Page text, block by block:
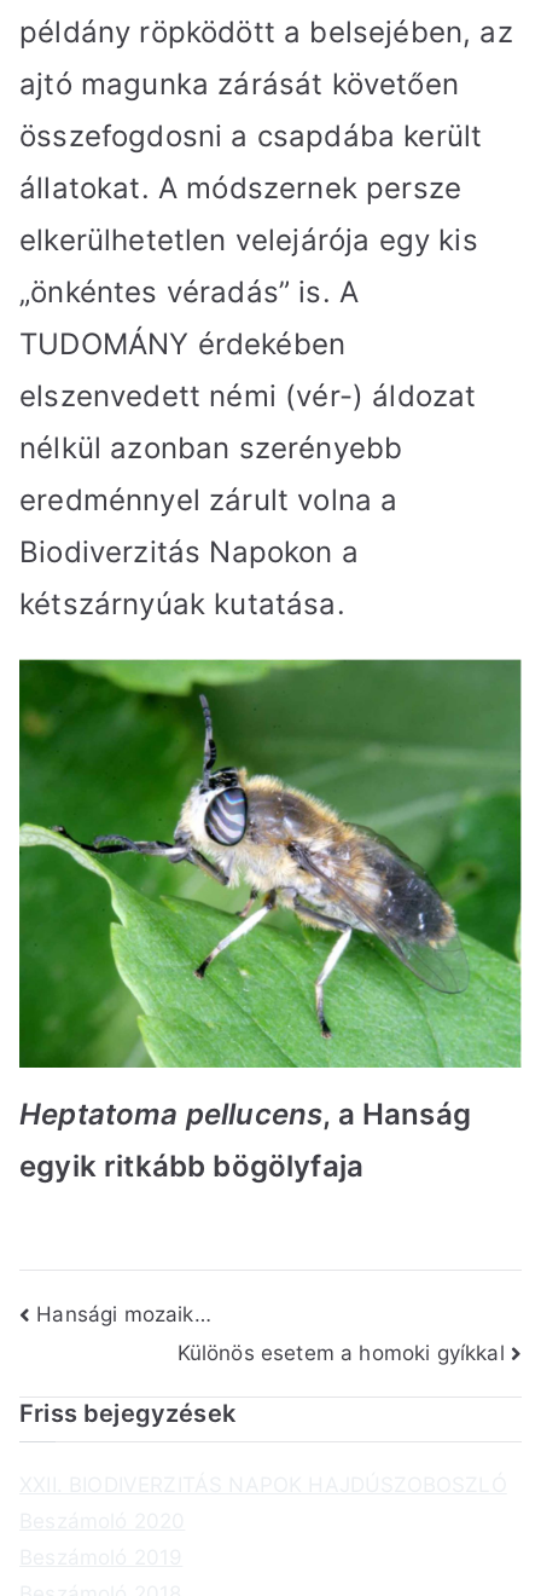
példány röpködött a belsejében, az
ajtó magunka zárását követően
összefogdosni a csapdába került
állatokat. A módszernek persze
elkerülhetetlen velejárója egy kis
„önkéntes véradás” is. A
TUDOMÁNY érdekében
elszenvedett némi (vér-) áldozat
nélkül azonban szerényebb
eredménnyel zárult volna a
Biodiverzitás Napokon a
kétszárnyúak kutatása.
Heptatoma pellucens, a Hanság
egyik ritkább bögölyfaja
Bejegyzés
navigáció
Hansági mozaik…
Különös esetem a homoki gyíkkal
Friss bejegyzések